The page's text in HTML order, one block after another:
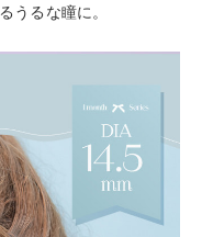
うるな瞳に。